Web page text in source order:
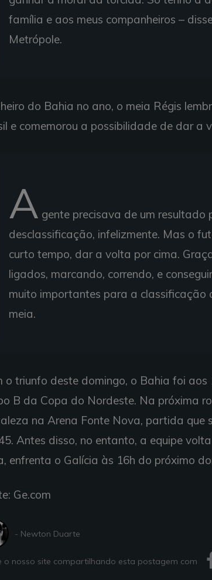
família e aos meus companheiros –
Metrópole.
do Bahia no ano, o meia Régis
e comemorou a possibilidade de dar a
A gente precisava de um resultado
desclassificação, infelizmente. Mas o
curto tempo, dar a volta por cima.
ligados, marcando, correndo, e
muito importantes para a classificação
meia.
o triunfo deste domingo, o Bahia foi
B da Copa do Nordeste. Na próxima
na Arena Fonte Nova, partida que
Antes disso, no entanto, a equipe
enfrenta o Galícia às 16h do próximo
Ge.com
- Newton Duarte
o nosso site compartilhando esta postagem com